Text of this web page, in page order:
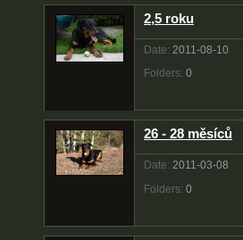
2,5 roku
Date: 2011-08-10
Folders: 0
26 - 28 měsíců
Date: 2011-03-08
Folders: 0